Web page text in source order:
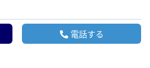
電話する